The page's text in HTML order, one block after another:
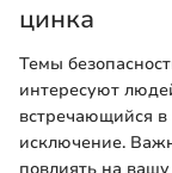
цинка
Темы
интересуют
встречающийся
исключение.